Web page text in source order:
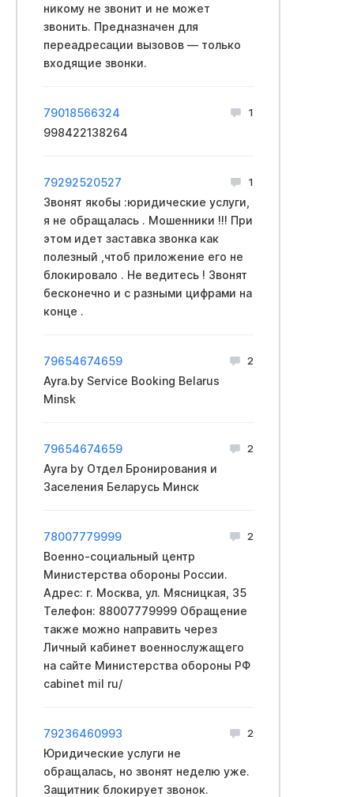
никому не звонит и не может
звонить. Предназначен для
переадресации вызовов — только
входящие звонки.
79018566324 1
998422138264
79292520527 1
Звонят якобы :юридические услуги,
я не обращалась . Мошенники !!! При
этом идет заставка звонка как
полезный ,чтоб приложение его не
блокировало . Не ведитесь ! Звонят
бесконечно и с разными цифрами на
конце .
79654674659 2
Ayra.by Service Booking Belarus
Minsk
79654674659 2
Ayra by Отдел Бронирования и
Заселения Беларусь Минск
78007779999 2
Вoeнно-социальный центр
Mинистерства обopoны России.
Адрес: г. Москва, ул. Мясницкая, 35
Телефон: 88007779999 Обращение
также можно направить через
Личный кабинет вoeннослужащего
на сайте Mинистерства обopoны PФ
cabinet mil ru/
79236460993 2
Юридические услуги не
обращалась, но звонят неделю уже.
Защитник блокирует звонок.